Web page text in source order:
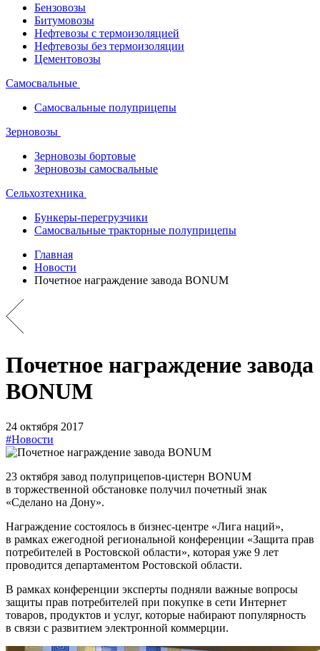
Бензовозы
Битумовозы
Нефтевозы с термоизоляцией
Нефтевозы без термоизоляции
Цементовозы
Самосвальные
Самосвальные полуприцепы
Зерновозы
Зерновозы бортовые
Зерновозы самосвальные
Сельхозтехника
Бункеры-перегрузчики
Самосвальные тракторные полуприцепы
Главная
Новости
Почетное награждение завода BONUM
Почетное награждение завода
BONUM
24 октября 2017
#Новости
23 октября завод полуприцепов-цистерн BONUM
в торжественной обстановке получил почетный знак
«Сделано на Дону».
Награждение состоялось в бизнес-центре «Лига наций»,
в рамках ежегодной региональной конференции «Защита прав
потребителей в Ростовской области», которая уже 9 лет
проводится департаментом Ростовской области.
В рамках конференции эксперты подняли важные вопросы
защиты прав потребителей при покупке в сети Интернет
товаров, продуктов и услуг, которые набирают популярность
в связи с развитием электронной коммерции.